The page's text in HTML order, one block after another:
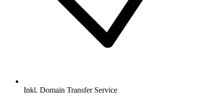
Inkl. Domain Transfer Service